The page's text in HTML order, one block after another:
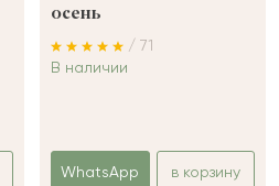
осень
/ 71
В наличии
WhatsApp в корзину